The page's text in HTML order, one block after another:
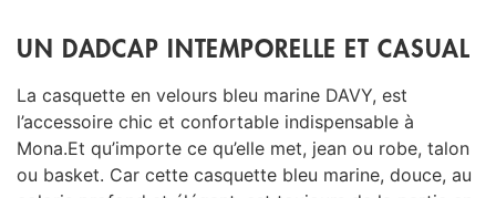
UN DADCAP INTEMPORELLE ET CASUAL
La casquette en velours bleu marine DAVY, est
l’accessoire chic et confortable indispensable à
Mona.Et qu’importe ce qu’elle met, jean ou robe, talon
ou basket. Car cette casquette bleu marine, douce, au